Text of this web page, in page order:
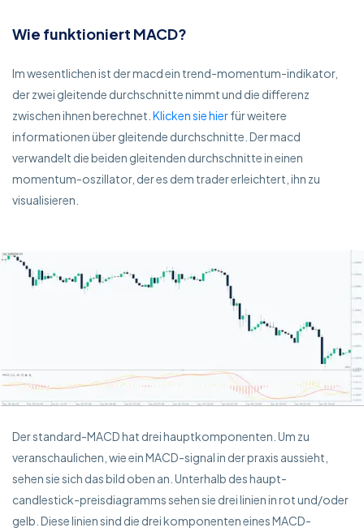
Wie funktioniert MACD?
Im wesentlichen ist der macd ein trend-momentum-indikator,
der zwei gleitende durchschnitte nimmt und die differenz
zwischen ihnen berechnet. Klicken sie hierfür weitere
informationen über gleitende durchschnitte. Der macd
verwandelt die beiden gleitenden durchschnitte in einen
momentum-oszillator, der es dem trader erleichtert, ihn zu
visualisieren.
Der standard-MACD hat drei hauptkomponenten. Um zu
veranschaulichen, wie ein MACD-signal in der praxis aussieht,
sehen sie sich das bild oben an. Unterhalb des haupt-
candlestick-preisdiagramms sehen sie drei linien in rot und/oder
gelb. Diese linien sind die drei komponenten eines MACD-